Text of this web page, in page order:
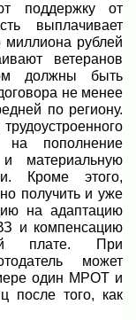
поддержку от
выплачивает
миллиона рублей
ветеранов
должны быть
не менее
по региону.
пополнение
материальную
Кроме этого,
получить и уже
на адаптацию
и компенсацию
плате.
При
может
один МРОТ и
после того, как